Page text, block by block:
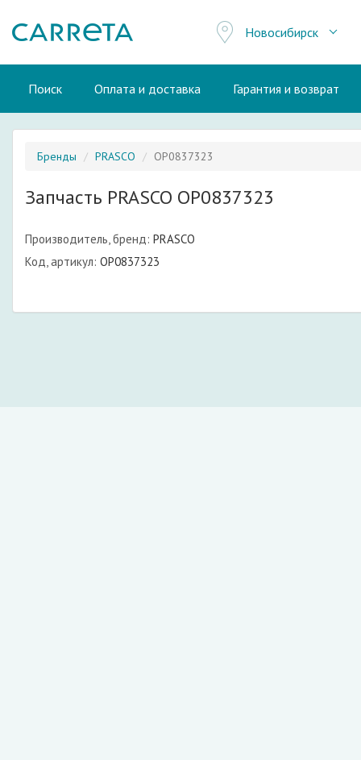
Новосибирск
Поиск Оплата и доставка Гарантия и возврат
Бренды PRASCO OP0837323
Запчасть PRASCO OP0837323
Производитель, бренд: PRASCO
Код, артикул: OP0837323